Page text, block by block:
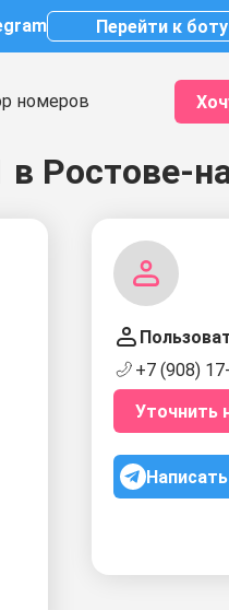
Перейти к боту
номеров
Ростове-
+7 (908)
Уточнить